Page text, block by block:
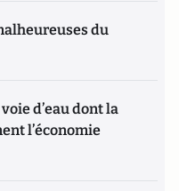
du
d’eau dont la
l’économie